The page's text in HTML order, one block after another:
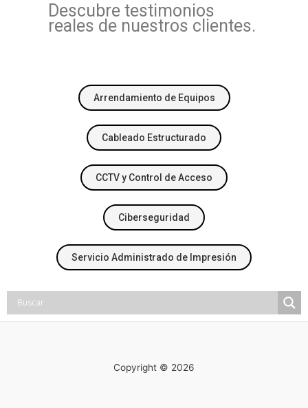
Descubre testimonios
reales de nuestros clientes.
Arrendamiento de Equipos
Cableado Estructurado
CCTV y Control de Acceso
Ciberseguridad
Servicio Administrado de Impresión
Copyright © 2026